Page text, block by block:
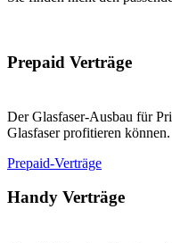
Prepaid Verträge
Der Glasfaser-Ausbau für
Glasfaser profitieren können.
Prepaid-Verträge
Handy Verträge